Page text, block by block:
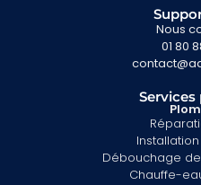
Nous
01 80
Services
Débouchage
Chauffe-